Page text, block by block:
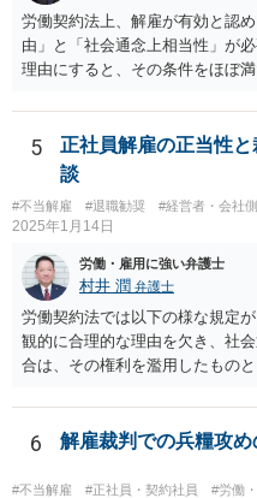
関係なので、あまり好ましい処
が切れる可能性があるからです
なく、顧問会社のためにその意
略）を踏まえたうえで事件を遂
は年俸が1200万円と高かったこ
復職の気持ちを萎えさす意味で
る作戦もあるのでしょうか？
とで復職の意思があるというこ
からと言って復職の気持ちが萎
現在、原告的に勝ち筋の見通し
クペイに対する期待から、萎え
会社も原告の取下を狙っている
問会社の意思の問題だと思われ
反論となっており、論理破綻も
言葉をそのまま、文章にしたの
ん。 とありますが、代理人弁護
労働契約法上、解雇が有効と認
由」と「社会通念上相当性」が
理由にすると、その条件をほぼ
や配置転換などの改善措置を尽
「合理的な解雇理由」とは認め
足」で解雇を争われると、会社
勝てない（＝解雇無効と判断さ
ージとは逆で、「高年俸・高度
をより厳しく求められ、能力不
むしろ高くなります。 中途の高
① 導入期の評価基準と実績の比
育の実施 ③ 配置転換などほかの
ておかないと、解雇は無効とさ
5
正社員解雇の正当性
談
#不当解雇 #退職勧奨 #経営者・会社側
2025年1月14日
労働・雇用に強い弁護士
村井 潤 弁護士
労働契約法では以下の様な規定
観的に合理的な理由を欠き、社
合は、その権利を濫用したもの
ような命令を下し、それにどの
権利の濫用として解雇が無効と
問２に対して】 得ている給与が
は判断が難しいと思います。 経
6 解雇裁判での兵糧攻
#不当解雇 #正社員・契約社員 #労働